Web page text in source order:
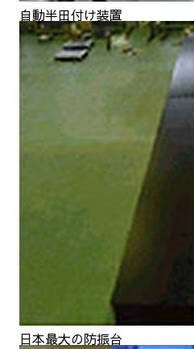
自動半田付け装置
日本最大の防振台